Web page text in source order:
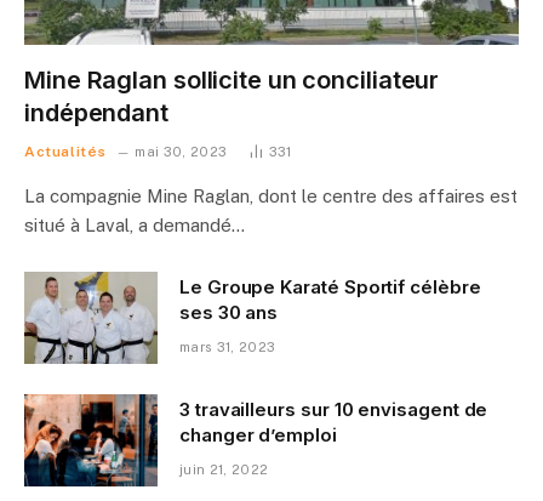
Mine Raglan sollicite un conciliateur
indépendant
Actualités mai 30, 2023 331
La compagnie Mine Raglan, dont le centre des affaires est
situé à Laval, a demandé…
Le Groupe Karaté Sportif célèbre
ses 30 ans
mars 31, 2023
3 travailleurs sur 10 envisagent de
changer d’emploi
juin 21, 2022